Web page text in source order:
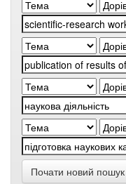
Почати новий пошук